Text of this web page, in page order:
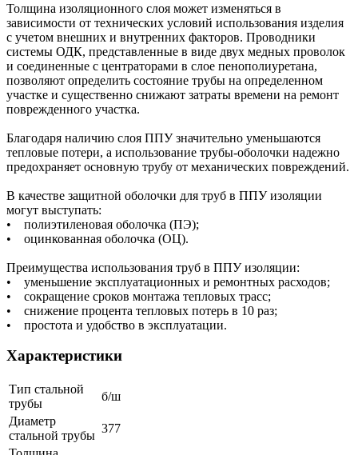
Толщина изоляционного слоя может изменяться в
зависимости от технических условий использования изделия
с учетом внешних и внутренних факторов. Проводники
системы ОДК, представленные в виде двух медных проволок
и соединенные с центраторами в слое пенополиуретана,
позволяют определить состояние трубы на определенном
участке и существенно снижают затраты времени на ремонт
поврежденного участка.
Благодаря наличию слоя ППУ значительно уменьшаются
тепловые потери, а использование трубы-оболочки надежно
предохраняет основную трубу от механических повреждений.
В качестве защитной оболочки для труб в ППУ изоляции
могут выступать:
• полиэтиленовая оболочка (ПЭ);
• оцинкованная оболочка (ОЦ).
Преимущества использования труб в ППУ изоляции:
• уменьшение эксплуатационных и ремонтных расходов;
• сокращение сроков монтажа тепловых трасс;
• снижение процента тепловых потерь в 10 раз;
• простота и удобство в эксплуатации.
Характеристики
Тип стальной
трубы
б/ш
Диаметр
стальной трубы
377